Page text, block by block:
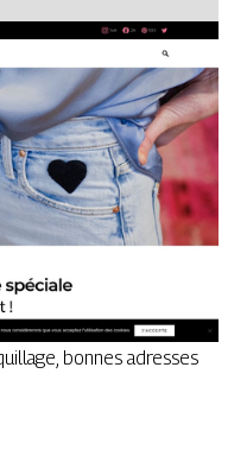
bonnes adresses